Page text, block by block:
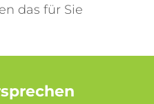
das für Sie